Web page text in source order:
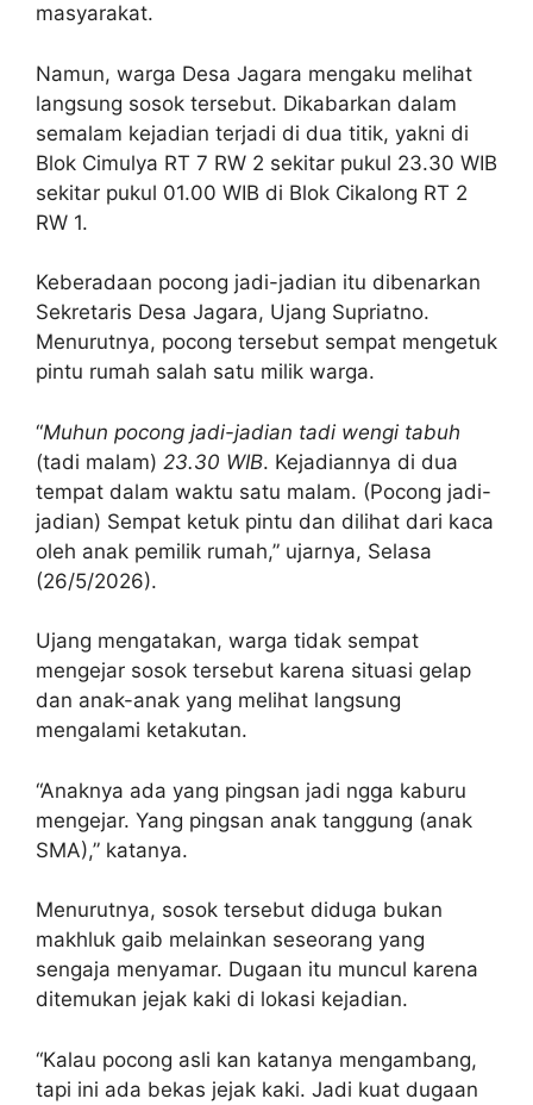
masyarakat.
Namun, warga Desa Jagara mengaku melihat
langsung sosok tersebut. Dikabarkan dalam
semalam kejadian terjadi di dua titik, yakni di
Blok Cimulya RT 7 RW 2 sekitar pukul 23.30 WIB
sekitar pukul 01.00 WIB di Blok Cikalong RT 2
RW 1.
Keberadaan pocong jadi-jadian itu dibenarkan
Sekretaris Desa Jagara, Ujang Supriatno.
Menurutnya, pocong tersebut sempat mengetuk
pintu rumah salah satu milik warga.
“Muhun pocong jadi-jadian tadi wengi tabuh
(tadi malam) 23.30 WIB. Kejadiannya di dua
tempat dalam waktu satu malam. (Pocong jadi-
jadian) Sempat ketuk pintu dan dilihat dari kaca
oleh anak pemilik rumah,” ujarnya, Selasa
(26/5/2026).
Ujang mengatakan, warga tidak sempat
mengejar sosok tersebut karena situasi gelap
dan anak-anak yang melihat langsung
mengalami ketakutan.
“Anaknya ada yang pingsan jadi ngga kaburu
mengejar. Yang pingsan anak tanggung (anak
SMA),” katanya.
Menurutnya, sosok tersebut diduga bukan
makhluk gaib melainkan seseorang yang
sengaja menyamar. Dugaan itu muncul karena
ditemukan jejak kaki di lokasi kejadian.
“Kalau pocong asli kan katanya mengambang,
tapi ini ada bekas jejak kaki. Jadi kuat dugaan